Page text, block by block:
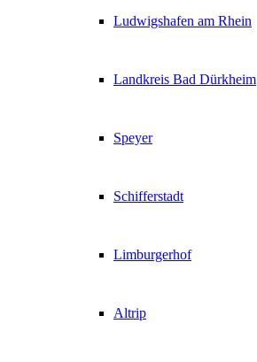
Ludwigshafen am Rhein
Landkreis Bad Dürkheim
Speyer
Schifferstadt
Limburgerhof
Altrip